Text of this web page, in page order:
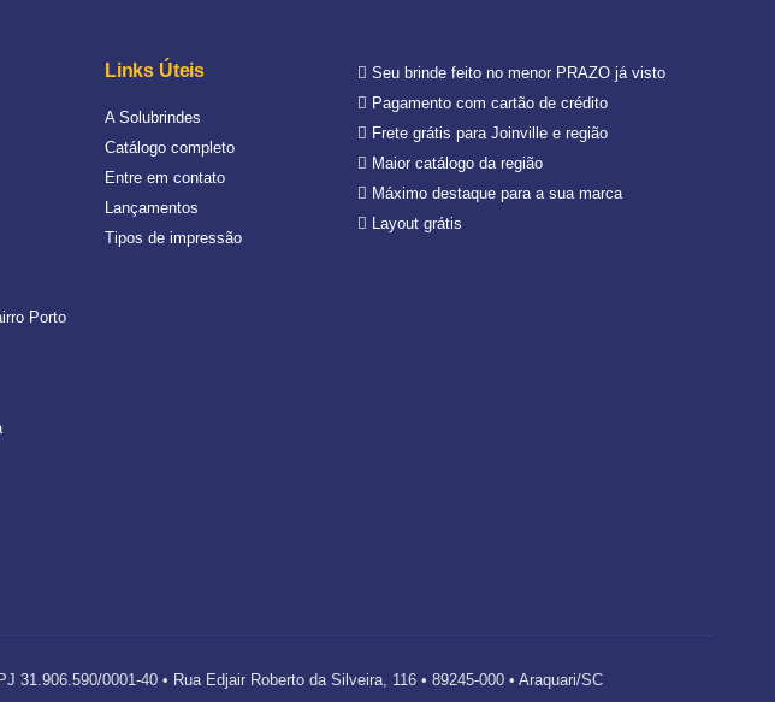
Porto
Links Úteis
A Solubrindes
Catálogo completo
Entre em contato
Lançamentos
Tipos de impressão
Seu brinde feito no menor PRAZO já visto
Pagamento com cartão de crédito
Frete grátis para Joinville e região
Maior catálogo da região
Máximo destaque para a sua marca
Layout grátis
0001-40 • Rua Edjair Roberto da Silveira, 116 • 89245-000 • Araquari/SC